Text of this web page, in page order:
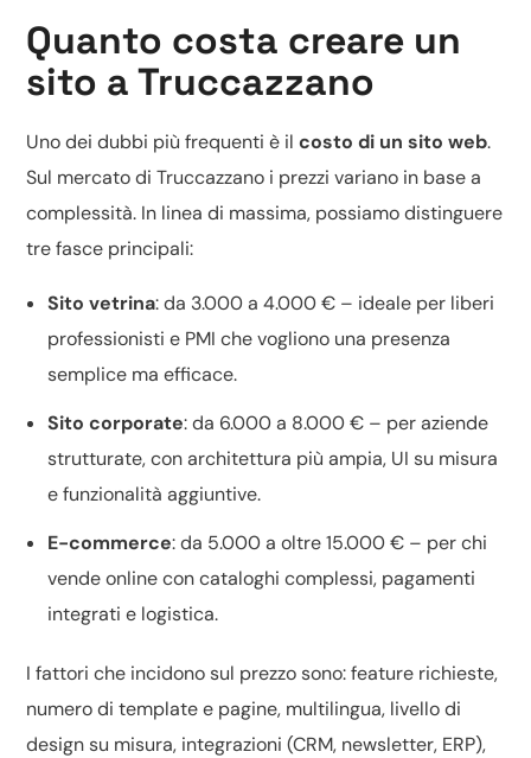
Quanto costa creare un
sito a Truccazzano
Uno dei dubbi più frequenti è ilcosto di un sito web.
Sul mercato di Truccazzano i prezzi variano in base a
complessità. In linea di massima, possiamo distinguere
tre fasce principali:
Sito vetrina: da 3.000 a 4.000 € – ideale per liberi
professionisti e PMI che vogliono una presenza
semplice ma efficace.
Sito corporate: da 6.000 a 8.000 € – per aziende
strutturate, con architettura più ampia, UI su misura
e funzionalità aggiuntive.
E-commerce: da 5.000 a oltre 15.000 € – per chi
vende online con cataloghi complessi, pagamenti
integrati e logistica.
I fattori che incidono sul prezzo sono: feature richieste,
numero di template e pagine, multilingua, livello di
design su misura, integrazioni (CRM, newsletter, ERP),